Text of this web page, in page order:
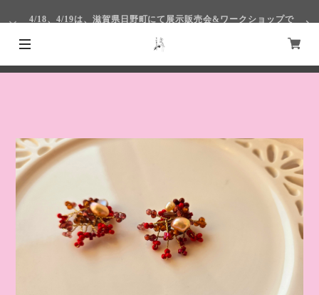
4/18、4/19は、滋賀県日野町にて展示販売会&ワークショップで